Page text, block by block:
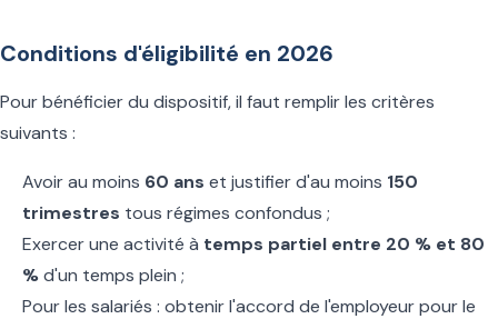
Conditions d'éligibilité en 2026
Pour bénéficier du dispositif, il faut remplir les critères
suivants :
Avoir au moins 60 ans et justifier d'au moins 150
trimestres tous régimes confondus ;
Exercer une activité à temps partiel entre 20 % et 80
%d'un temps plein ;
Pour les salariés : obtenir l'accord de l'employeur pour le